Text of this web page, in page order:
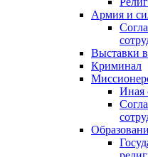
Армия и
Выставки
Криминал
Иная